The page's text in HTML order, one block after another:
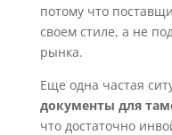
потому что
своем стиле, а не
рынка.
Еще одна частая
документы для
что достаточно